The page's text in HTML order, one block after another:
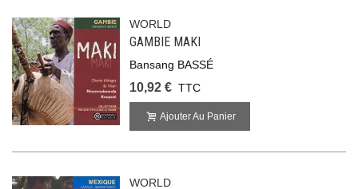
WORLD
GAMBIE MAKI
Bansang BASSÉ
10,92 € TTC
Ajouter Au Panier
WORLD